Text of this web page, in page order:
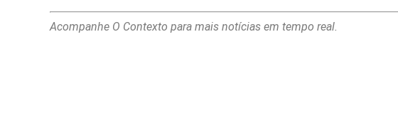
Acompanhe O Contexto para mais notícias em tempo real.